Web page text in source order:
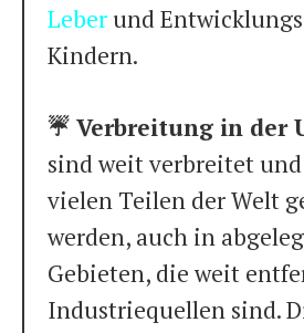
Leberund
Kindern.
☔️ Verbreitung in der
sind weit verbreitet
vielen Teilen der Welt
werden, auch in
Gebieten, die weit
Industriequellen sind.